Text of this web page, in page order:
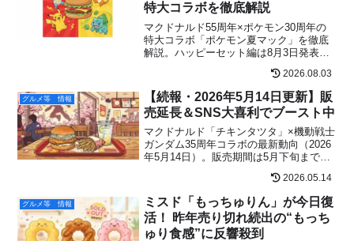
特大コラボを徹底解説
マクドナルド55周年×ポケモン30周年の
特大コラボ「ポケモン夏マック」を徹底
解説。ハッピーセット編は8月3日発表予
報やSNSの反応も総まとめ。 2026.08.03
グルメ等 情報
【続報・2026年5月14日更新】販
売延長＆SNS大喜利でブースト中
マクドナルド「チキンタツタ」×機動戦士
ガンダム35周年コラボの最新動向（2026
年5月14日）。販売期間は5月下旬まで延
長見込み、公式Xのジオン幹部風投稿にフ
ァンが名セリフで応戦、「ガンダム チキ
ンタツタ専用」のカラーリングが大バズ
り。3種パッケージのコレクション需要と
海外反応まで網羅。
2026.05.14
グルメ等 情報
ミスド「もっちゅりん」が今日復
活！ 昨年売り切れ続出の“もっち
ゅり食感”に反響殺到